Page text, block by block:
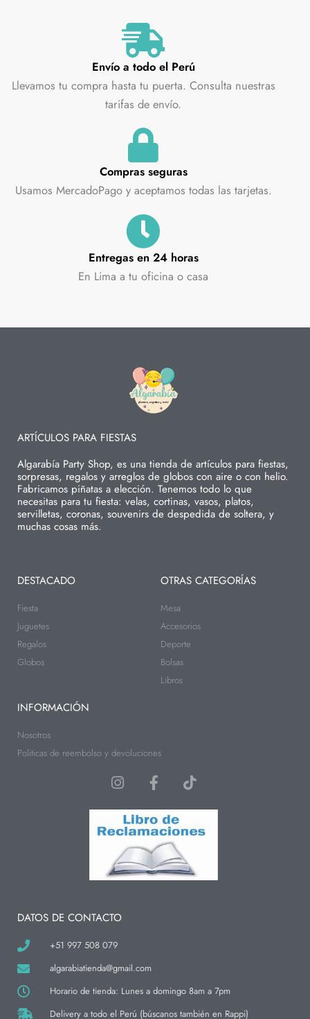
Envío a todo el Perú
Llevamos tu compra hasta tu puerta. Consulta nuestras
tarifas de envío.
Compras seguras
Usamos MercadoPago y aceptamos todas las tarjetas.
Entregas en 24 horas
En Lima a tu oficina o casa
ARTÍCULOS PARA FIESTAS
Algarabía Party Shop, es una tienda de artículos para fiestas,
sorpresas, regalos y arreglos de globos con aire o con helio.
Fabricamos piñatas a elección. Tenemos todo lo que
necesitas para tu fiesta: velas, cortinas, vasos, platos,
servilletas, coronas, souvenirs de despedida de soltera, y
muchas cosas más.
DESTACADO
Fiesta
Juguetes
Regalos
Globos
OTRAS CATEGORÍAS
Mesa
Accesorios
Deporte
Bolsas
Libros
INFORMACIÓN
Nosotros
Politicas de reembolso y devoluciones
I
s
t
a
g
r
a
F
a
c
e
b
o
o
k
T
i
k
t
o
DATOS DE CONTACTO
+51 997 508 079
algarabiatienda@gmail.com
Horario de tienda: Lunes a domingo 8am a 7pm
Delivery a todo el Perú (búscanos también en Rappi)